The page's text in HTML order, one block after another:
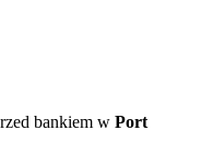
bankiem w Port